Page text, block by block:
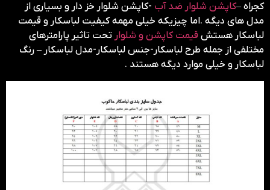
کجراه –کاپشن شلوار ضد آب -کاپشن شلوار خز دار و بسیاری از
مدل های دیگه .اما چیزیکه خیلی مهمه کیفیت لباسکار و قیمت
لباسکار هستش قیمت کاپشن و شلوار تحت تاثیر پارامترهای
مختلفی از جمله طرح لباسکار-جنس لباسکار-مدل لباسکار – رنگ
لباسکار و خیلی موارد دیگه هستند .